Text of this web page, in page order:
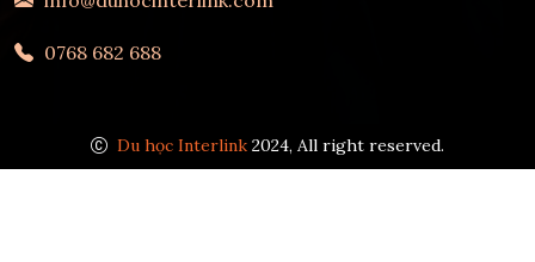
0768 682 688
Du học Interlink 2024, All right reserved.